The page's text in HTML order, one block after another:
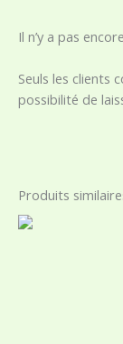
Il n’y a pas
Seuls les clients
possibilité de
Produits